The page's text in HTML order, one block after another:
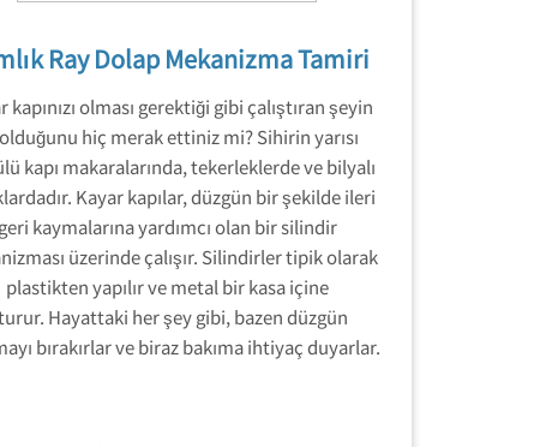
Ray Dolap Mekanizma Tamiri
kapınızı olması gerektiği gibi çalıştıran şeyin
hiç merak ettiniz mi? Sihirin yarısı
kapı makaralarında, tekerleklerde ve bilyalı
Kayar kapılar, düzgün bir şekilde ileri
geri kaymalarına yardımcı olan bir silindir
üzerinde çalışır. Silindirler tipik olarak
plastikten yapılır ve metal bir kasa içine
Hayattaki her şey gibi, bazen düzgün
bırakırlar ve biraz bakıma ihtiyaç duyarlar.